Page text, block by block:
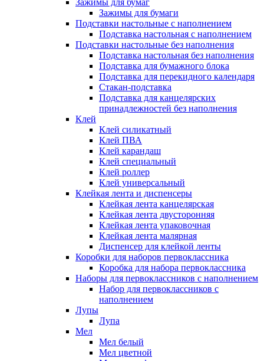
Зажимы для бумаг
Зажимы для бумаги
Подставки настольные с наполнением
Подставка настольная с наполнением
Подставки настольные без наполнения
Подставка настольная без наполнения
Подставка для бумажного блока
Подставка для перекидного календаря
Стакан-подставка
Подставка для канцелярских
принадлежностей без наполнения
Клей
Клей силикатный
Клей ПВА
Клей карандаш
Клей специальный
Клей роллер
Клей универсальный
Клейкая лента и диспенсеры
Клейкая лента канцелярская
Клейкая лента двусторонняя
Клейкая лента упаковочная
Клейкая лента малярная
Диспенсер для клейкой ленты
Коробки для наборов первоклассника
Коробка для набора первоклассника
Наборы для первоклассников с наполнением
Набор для первоклассников с
наполнением
Лупы
Лупа
Мел
Мел белый
Мел цветной